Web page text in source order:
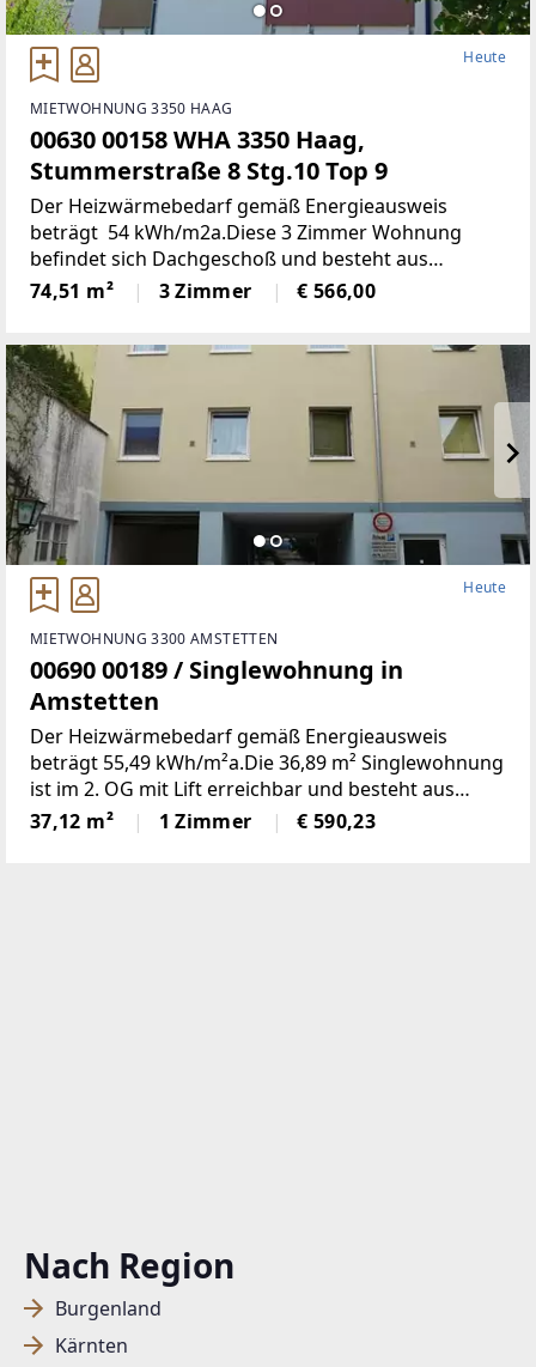
Nach Region
Burgenland
Kärnten
Heute
MIETWOHNUNG 3350 HAAG
00630 00158 WHA 3350 Haag,
Stummerstraße 8 Stg.10 Top 9
Der Heizwärmebedarf gemäß Energieausweis
beträgt 54 kWh/m2a.Diese 3 Zimmer Wohnung
befindet sich Dachgeschoß und besteht aus
folgenden Räumen:Küche, Wohnzimmer,
Schlafzimmer, Kinderzimmer, Bad, WC, Vorraum, und
74,51 m² 3 Zimmer € 566,00
Heute
MIETWOHNUNG 3300 AMSTETTEN
00690 00189 / Singlewohnung in
Amstetten
Der Heizwärmebedarf gemäß Energieausweis
beträgt 55,49 kWh/m²a.Die 36,89 m² Singlewohnung
ist im 2. OG mit Lift erreichbar und besteht aus
folgenden Räumen:Wohnschlafraum, Küche,
Vorzimmer und Bad inkl. WC1 Kellerabteil
37,12 m² 1 Zimmer € 590,23